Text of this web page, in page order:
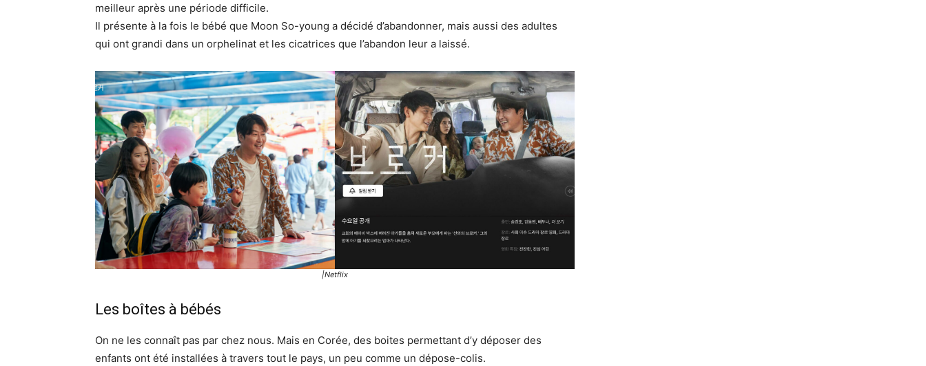
meilleur après une période difficile.
Il présente à la fois le bébé que Moon So-young a décidé d’abandonner, mais aussi des adultes
qui ont grandi dans un orphelinat et les cicatrices que l’abandon leur a laissé.
|Netflix
Les boîtes à bébés
On ne les connaît pas par chez nous. Mais en Corée, des boites permettant d’y déposer des
enfants ont été installées à travers tout le pays, un peu comme un dépose-colis.